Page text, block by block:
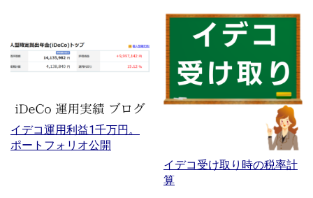
イデコ運用利益1千万円。
ポートフォリオ公開
イデコ受け取り時の税率計
算